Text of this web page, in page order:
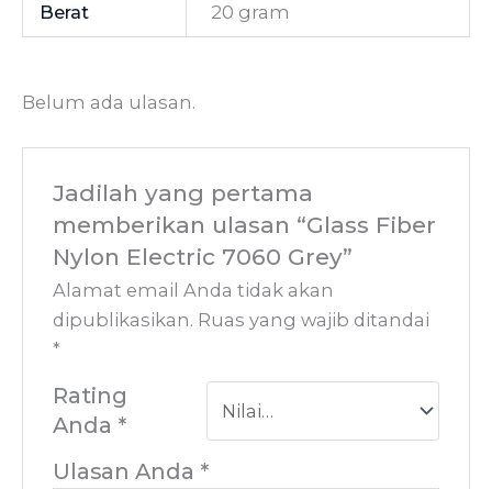
Berat 20 gram
Belum ada ulasan.
Jadilah yang pertama
memberikan ulasan “Glass Fiber
Nylon Electric 7060 Grey”
Alamat email Anda tidak akan
dipublikasikan. Ruas yang wajib ditandai
*
Rating
Anda *
Ulasan Anda *